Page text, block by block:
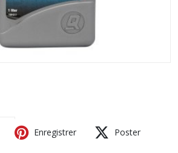
Enregistrer Poster